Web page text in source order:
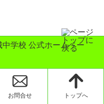
学校 公式ホームペー
お問合せ トップへ